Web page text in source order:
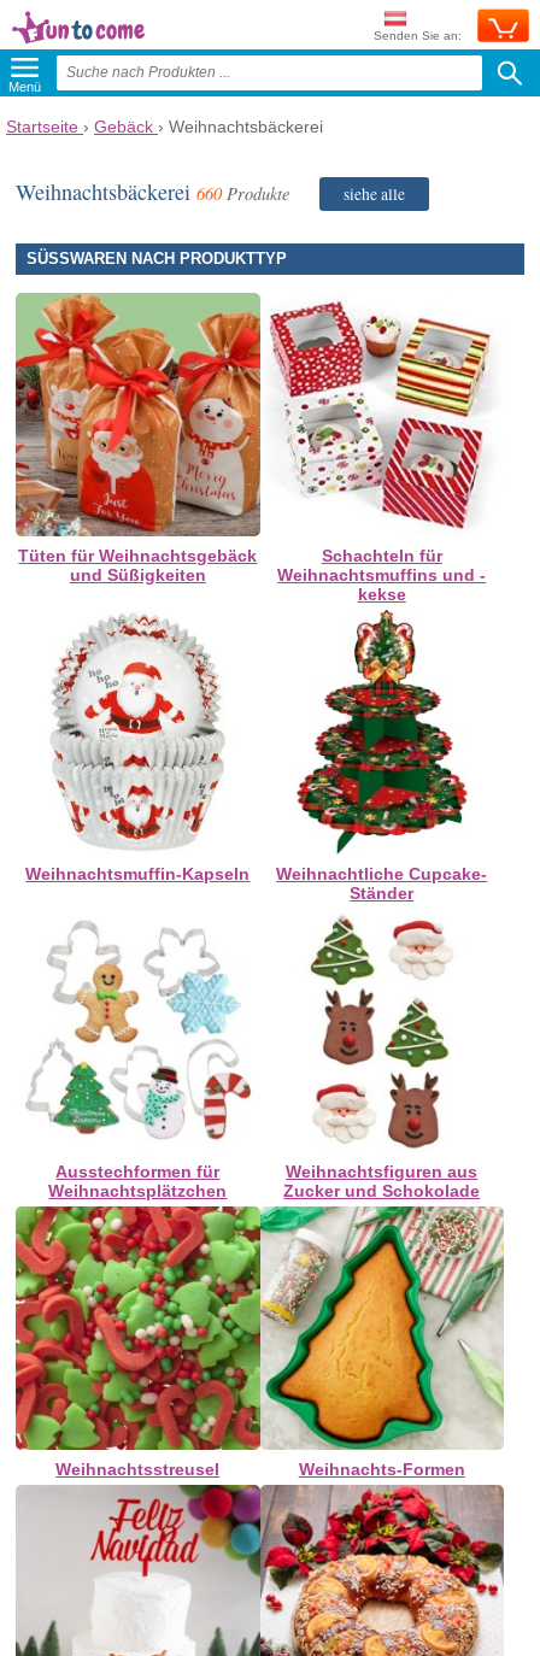
Senden Sie an:
Menü
Startseite › Gebäck › Weihnachtsbäckerei
Weihnachtsbäckerei660Produkte siehe alle
SÜSSWAREN NACH PRODUKTTYP
Tüten für Weihnachtsgebäck
und Süßigkeiten
Schachteln für
Weihnachtsmuffins und -
kekse
Weihnachtsmuffin-Kapseln
Weihnachtliche Cupcake-
Ständer
Ausstechformen für
Weihnachtsplätzchen
Weihnachtsfiguren aus
Zucker und Schokolade
Weihnachtsstreusel Weihnachts-Formen